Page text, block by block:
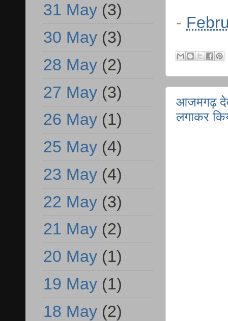
-
आजमगढ़
लगाकर
31 May (3)
30 May (3)
28 May (2)
27 May (3)
26 May (1)
25 May (4)
23 May (4)
22 May (3)
21 May (2)
20 May (1)
19 May (1)
18 May (2)